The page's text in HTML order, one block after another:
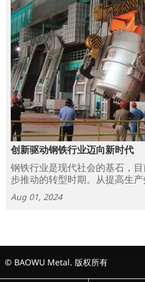
创新驱动钢铁行业迈向新时代
钢铁行业是现代社会的基石，目
步推动的转型时期。从提高生
行业正在采用新战略和技术来
Aug 01, 2024
© BAOWU Metal. 版权所有